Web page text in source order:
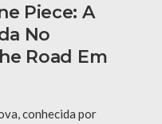
Piece: A
No
Road Em
conhecida por